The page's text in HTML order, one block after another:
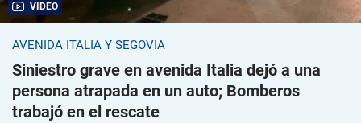
VIDEO
AVENIDA ITALIA Y SEGOVIA
Siniestro grave en avenida Italia dejó a una
persona atrapada en un auto; Bomberos
trabajó en el rescate